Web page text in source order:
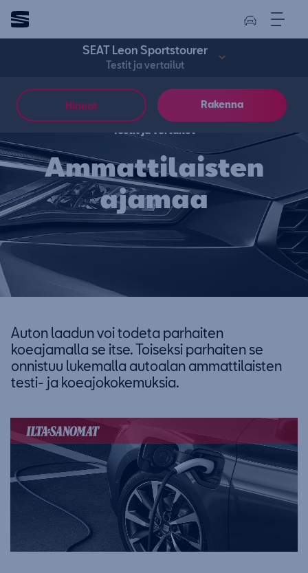
SEAT Leon Sportstourer
Testit ja vertailut
Hinnat Rakenna
Testit ja vertailut
Ammattilaisten
ajamaa
Auton laadun voi todeta parhaiten
koeajamalla se itse. Toiseksi parhaiten se
onnistuu lukemalla autoalan ammattilaisten
testi- ja koeajokokemuksia.